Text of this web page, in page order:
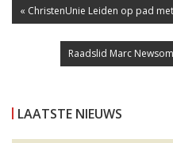
« ChristenUnie Leiden op pad
Raadslid Marc
LAATSTE NIEUWS